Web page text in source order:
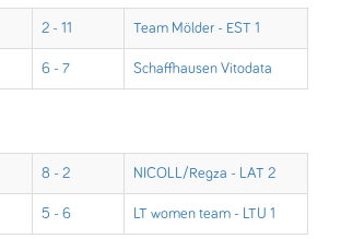
2 - 11 Team Mölder - EST 1
6 - 7 Schaffhausen Vitodata
8 - 2 NICOLL/Regza - LAT 2
5 - 6 LT women team - LTU 1